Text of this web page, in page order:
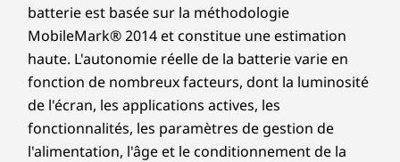
batterie est basée sur la méthodologie
MobileMark® 2014 et constitue une estimation
haute. L'autonomie réelle de la batterie varie en
fonction de nombreux facteurs, dont la luminosité
de l'écran, les applications actives, les
fonctionnalités, les paramètres de gestion de
l'alimentation, l'âge et le conditionnement de la